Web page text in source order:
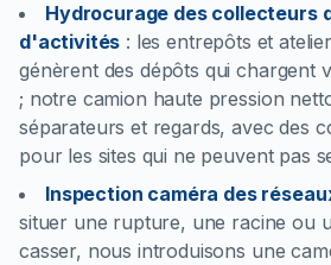
Hydrocurage des collecteurs
d'activités : les entrepôts et
génèrent des dépôts qui chargent
; notre camion haute pression
séparateurs et regards, avec des
pour les sites qui ne peuvent pas
Inspection caméra des
situer une rupture, une racine ou
casser, nous introduisons une